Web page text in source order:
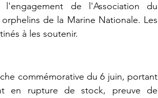
l'engagement de l'Association du
de la Marine Nationale. Les
à les soutenir.
commémorative du 6 juin, portant
en rupture de stock, preuve de